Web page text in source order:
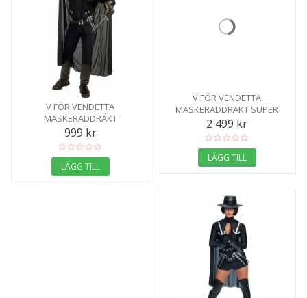
V FÖR VENDETTA
MASKERADDRÄKT
999 kr
LÄGG TILL
V FÖR VENDETTA
MASKERADDRÄKT SUPER
DELUXE
2 499 kr
LÄGG TILL